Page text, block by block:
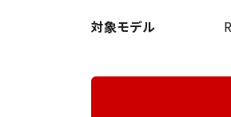
対象モデル